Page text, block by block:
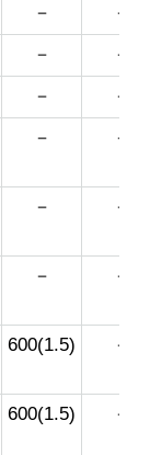
－ －
－ －
－ －
－ －
－ －
－ －
600(1.5) －
600(1.5) －